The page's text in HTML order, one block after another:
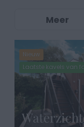
Meer
Nieuw
Laatste kavels van
Waterzicht